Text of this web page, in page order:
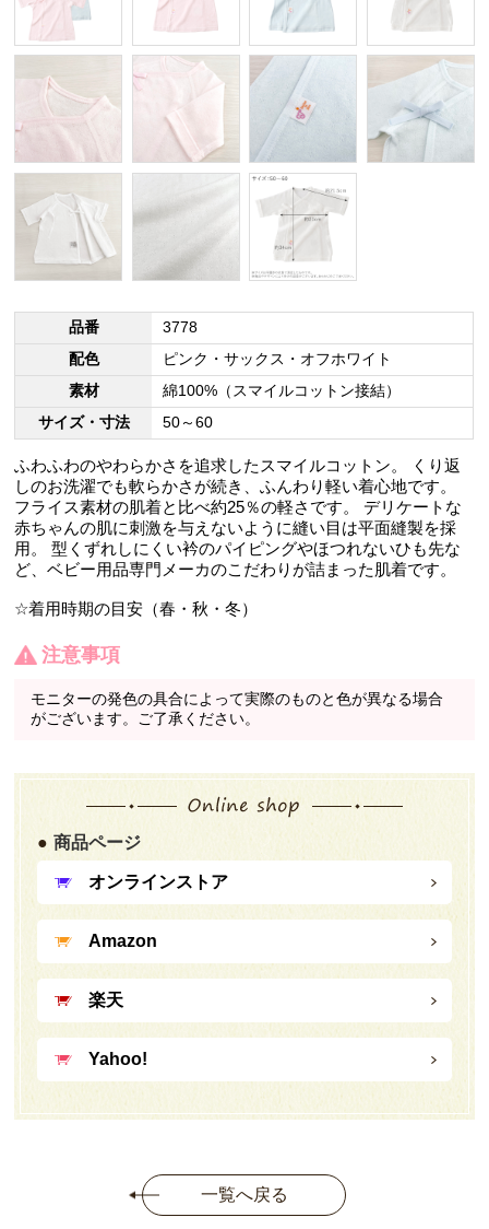
品番
3778
配色
ピンク・サックス・オフホワイト
素材
綿100%（スマイルコットン接結）
サイズ・寸法
50～60
ふわふわのやわらかさを追求したスマイルコットン。 くり返
しのお洗濯でも軟らかさが続き、ふんわり軽い着心地です。
フライス素材の肌着と比べ約25％の軽さです。 デリケートな
赤ちゃんの肌に刺激を与えないように縫い目は平面縫製を採
用。 型くずれしにくい衿のパイピングやほつれないひも先な
ど、ベビー用品専門メーカのこだわりが詰まった肌着です。
☆着用時期の目安（春・秋・冬）
注意事項
モニターの発色の具合によって実際のものと色が異なる場合
がございます。ご了承ください。
商品ページ
オンラインストア
Amazon
楽天
Yahoo!
一覧へ戻る